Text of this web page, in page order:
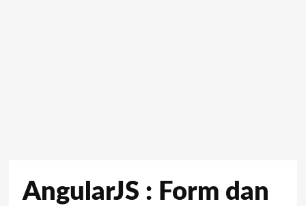
AngularJS : Form dan